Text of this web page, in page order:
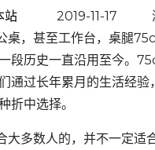
站 2019-11-17
桌，甚至工作台，桌腿
段历史一直沿用至今。
通过长年累月的生活经验
折中选择。
大多数人的，并不一定适